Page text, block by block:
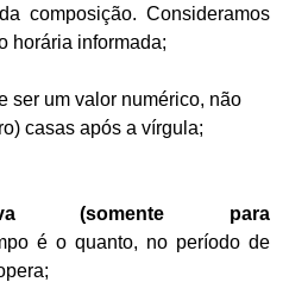
composição. Consideramos
horária informada;
ser um valor numérico, não
casas após a vírgula;
(somente para
é o quanto, no período de
;